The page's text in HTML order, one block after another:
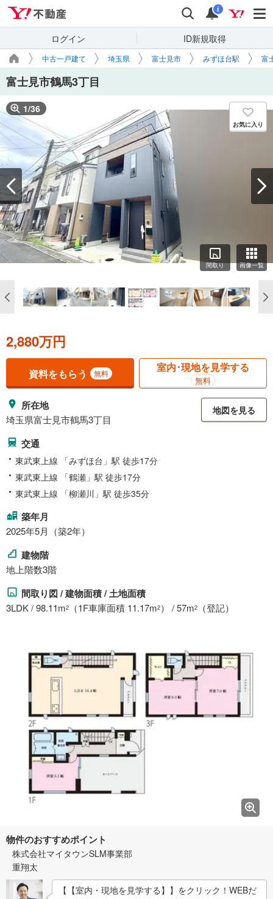
検索 通知
i
ログイン ID新規取得
中古一戸建て 埼玉県 富士見市 みずほ台駅 富
富士見市鶴馬3丁目
1/36
お気に入り
間取り 画像一覧
2,880万円
資料をもらう 無料 室内･現地を見学する
無料
所在地
埼玉県富士見市鶴馬3丁目
地図を見る
交通
東武東上線 「みずほ台」駅 徒歩17分
東武東上線 「鶴瀬」駅 徒歩17分
東武東上線 「柳瀬川」駅 徒歩35分
築年月
2025年5月（築2年）
建物階
地上階数3階
間取り図 / 建物面積 / 土地面積
3LDK / 98.11m2 （1F車庫面積 11.17m2） / 57m2 （登記）
物件のおすすめポイント
株式会社マイタウンSLM事業部
重翔太
【【室内・現地を見学する】】をクリック！WEBだ